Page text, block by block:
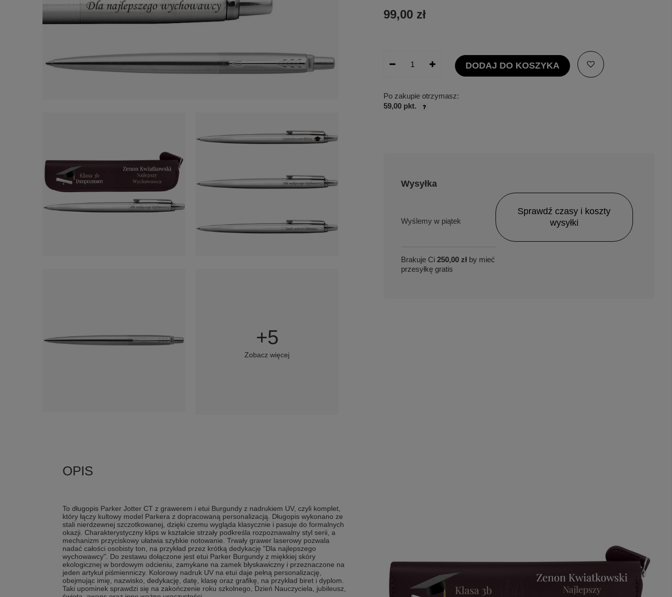
+5
Zobacz więcej
99,00 zł
DODAJ DO KOSZYKA
Po zakupie otrzymasz:
59,00 pkt.
Wysyłka
w piątek
Brakuje Ci 250,00 zł by mieć
przesyłkę gratis
Sprawdź czasy i koszty
wysyłki
To długopis Parker Jotter CT z grawerem i etui Burgundy z nadrukiem UV, czyli komplet,
który łączy kultowy model Parkera z dopracowaną personalizacją. Długopis wykonano ze
stali nierdzewnej szczotkowanej, dzięki czemu wygląda klasycznie i pasuje do formalnych
okazji. Charakterystyczny klips w kształcie strzały podkreśla rozpoznawalny styl serii, a
mechanizm przyciskowy ułatwia szybkie notowanie. Trwały grawer laserowy pozwala
nadać całości osobisty ton, na przykład przez krótką dedykację "Dla najlepszego
wychowawcy". Do zestawu dołączone jest etui Parker Burgundy z miękkiej skóry
ekologicznej w bordowym odcieniu, zamykane na zamek błyskawiczny i przeznaczone na
jeden artykuł piśmienniczy. Kolorowy nadruk UV na etui daje pełną personalizację,
obejmując imię, nazwisko, dedykację, datę, klasę oraz grafikę, na przykład biret i dyplom.
Taki upominek sprawdzi się na zakończenie roku szkolnego, Dzień Nauczyciela, jubileusz,